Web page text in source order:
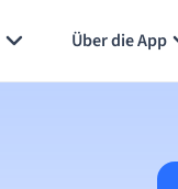
Über die App